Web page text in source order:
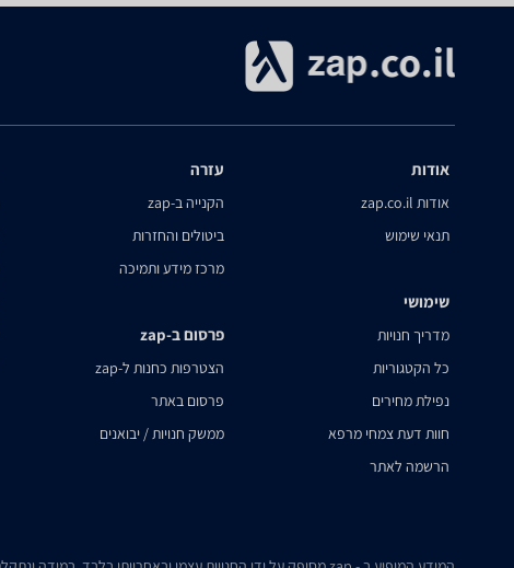
אודות
אודות zap.co.il
תנאי שימוש
שימושי
מדריך חנויות
כל הקטגוריות
נפילת מחירים
חוות דעת צמחי מרפא
הרשמה לאתר
עזרה
הקנייה ב-zap
ביטולים והחזרות
מרכז מידע ותמיכה
פרסום ב-zap
הצטרפות כחנות ל-zap
פרסום באתר
ממשק חנויות / יבואנים